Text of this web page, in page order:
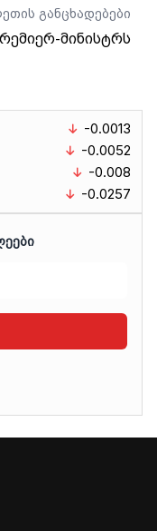
განცხადებები
მინისტრს
-0.0013
-0.0052
-0.008
-0.0257